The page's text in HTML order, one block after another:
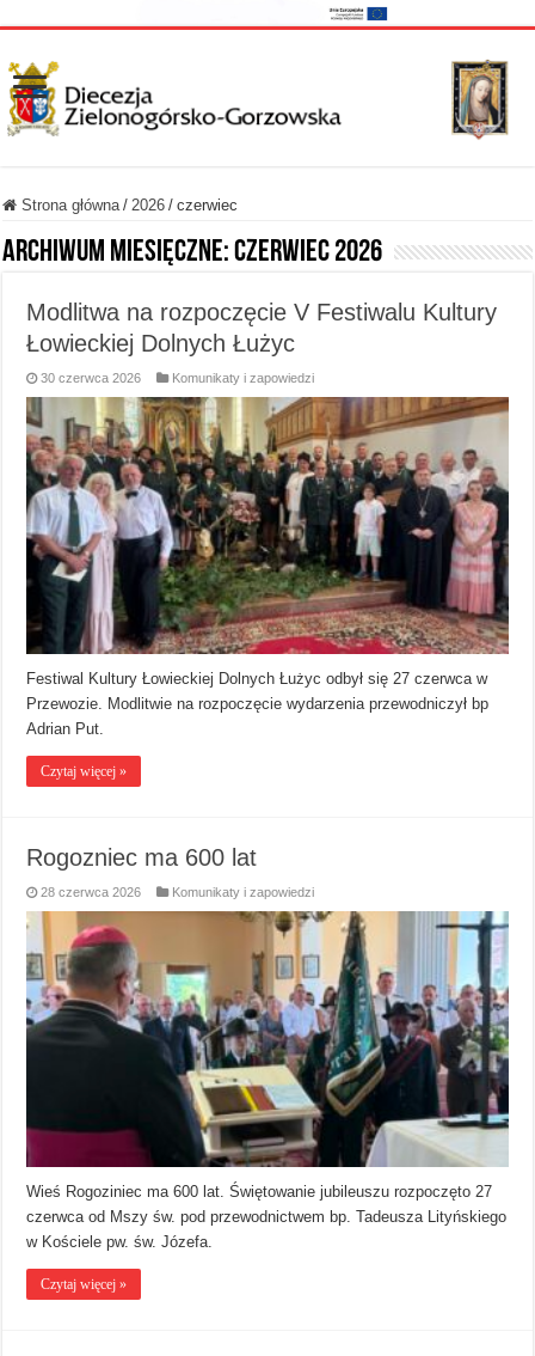
Strona główna / 2026 / czerwiec
Archiwum miesięczne:czerwiec 2026
Modlitwa na rozpoczęcie V Festiwalu Kultury
Łowieckiej Dolnych Łużyc
30 czerwca 2026 Komunikaty i zapowiedzi
Festiwal Kultury Łowieckiej Dolnych Łużyc odbył się 27 czerwca w
Przewozie. Modlitwie na rozpoczęcie wydarzenia przewodniczył bp
Adrian Put.
Czytaj więcej »
Rogozniec ma 600 lat
28 czerwca 2026 Komunikaty i zapowiedzi
Wieś Rogoziniec ma 600 lat. Świętowanie jubileuszu rozpoczęto 27
czerwca od Mszy św. pod przewodnictwem bp. Tadeusza Lityńskiego
w Kościele pw. św. Józefa.
Czytaj więcej »